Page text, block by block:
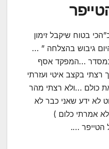
בטוח שיקבל זימון
גיבוש בהצלחה ” …
במסדר …המפקד אסף
בקצב איטי ועזרתי
כולם …ולא רצתי מהר
לא ידע שאני כבר לא
אמרתי כלום )
הטייפר ….